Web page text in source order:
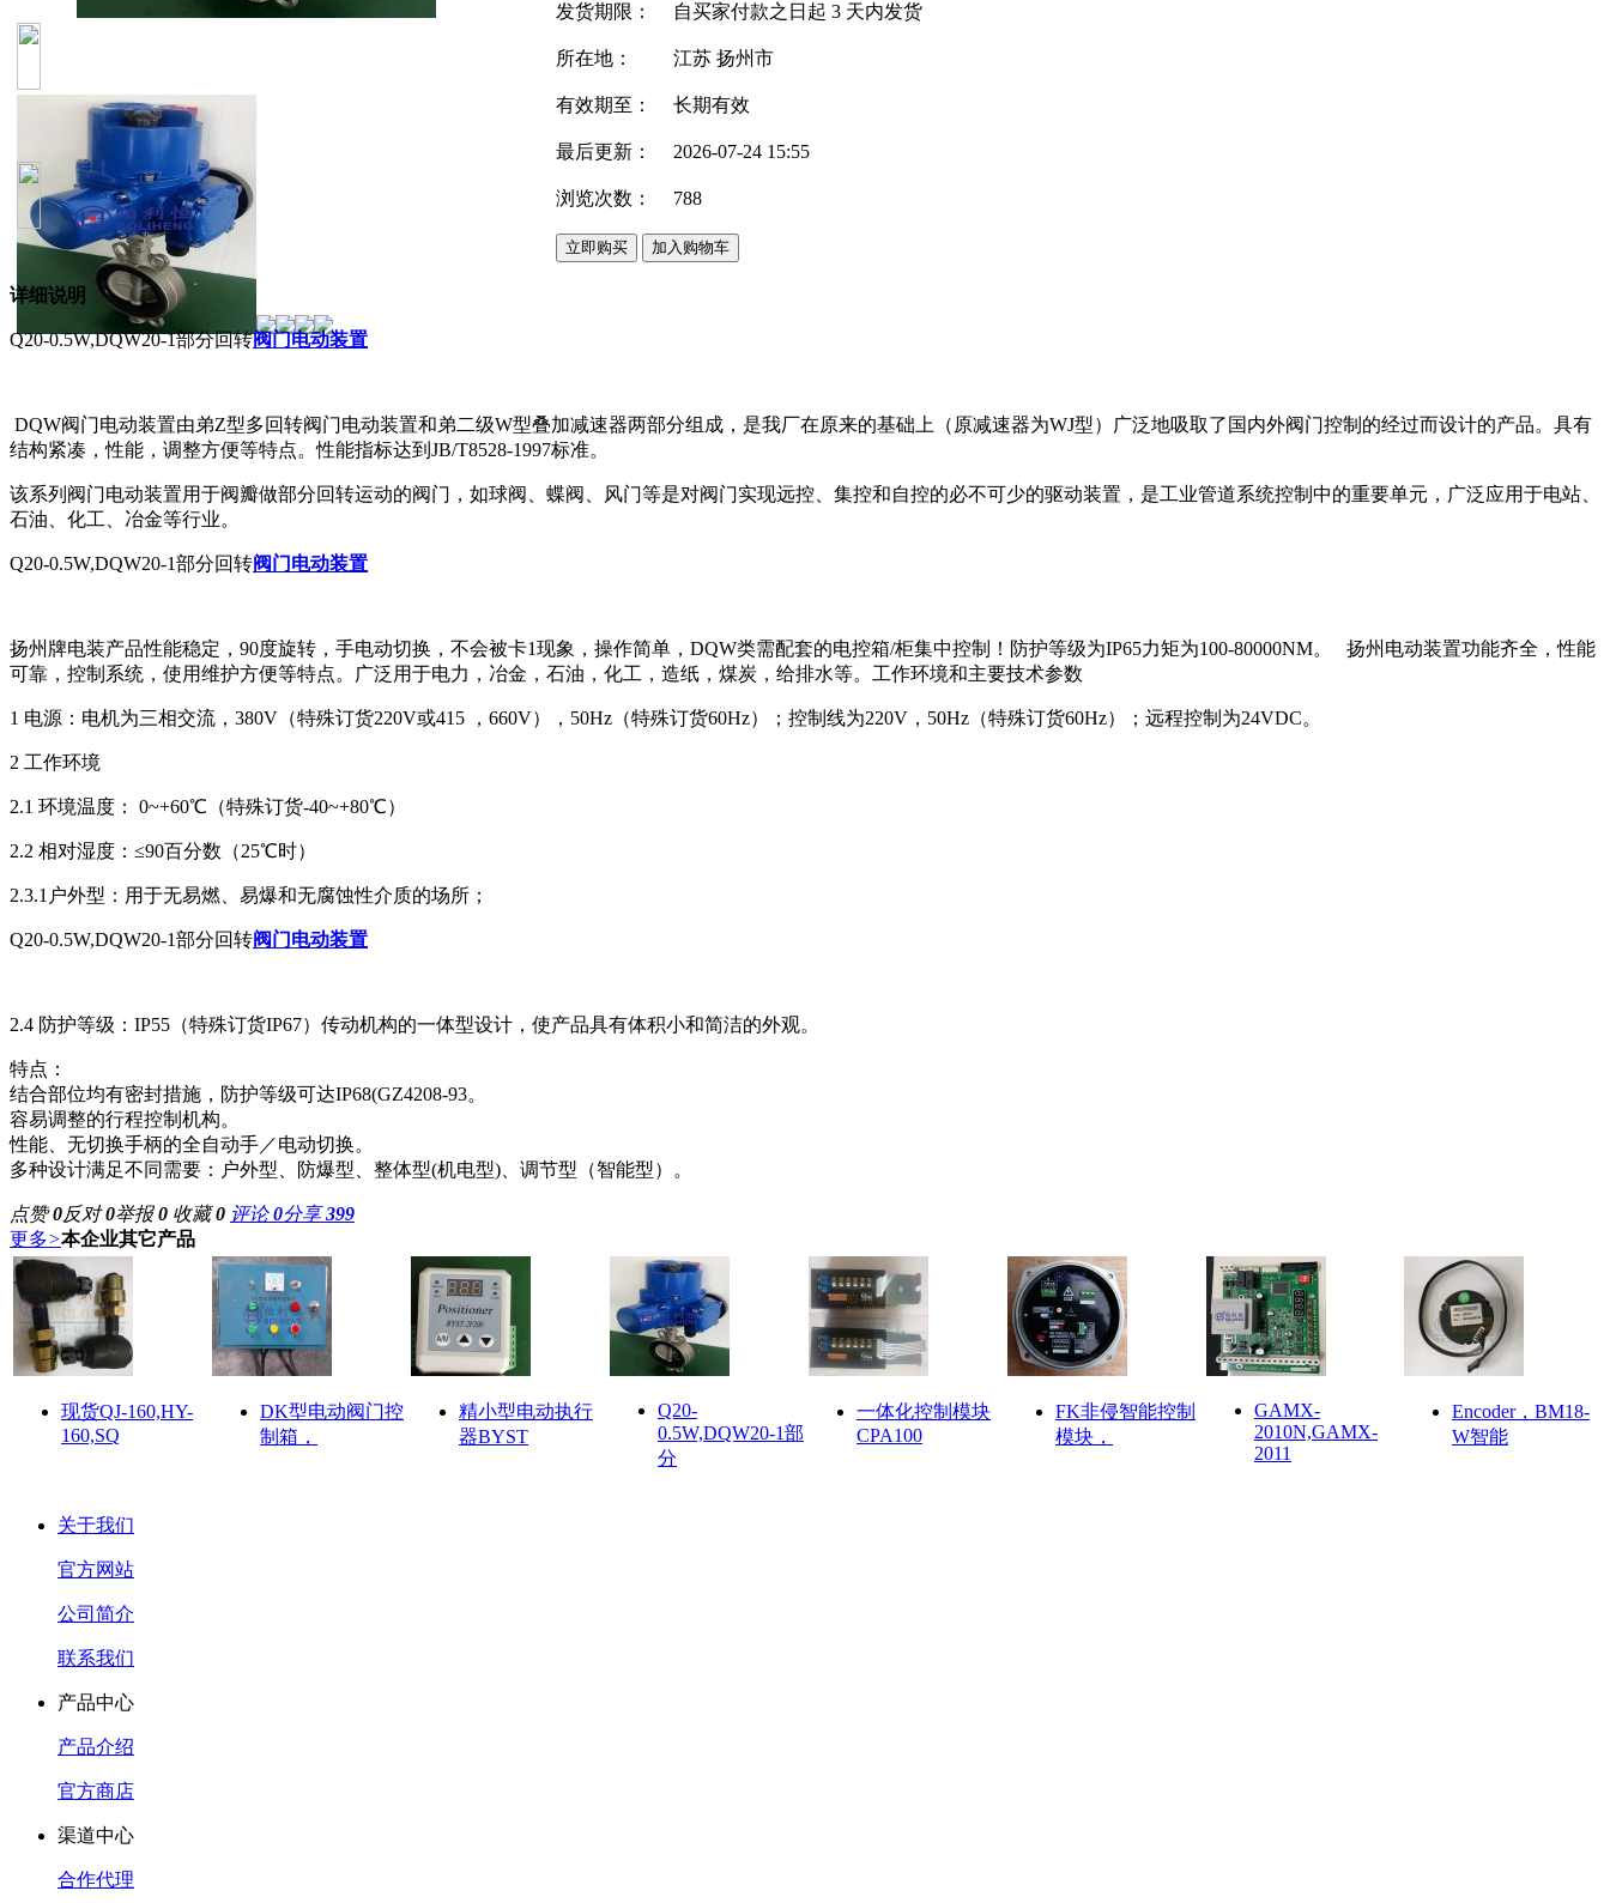
发货期限： 自买家付款之日起 3 天内发货
所在地： 江苏 扬州市
有效期至： 长期有效
最后更新： 2026-07-24 15:55
浏览次数： 788
详细说明
Q20-0.5W,DQW20-1部分回转阀门电动装置
DQW阀门电动装置由弟Z型多回转阀门电动装置和弟二级W型叠加减速器两部分组成，是我厂在原来的基础上（原减速器为WJ型）广泛地吸取了国内外阀门控制的经过而设计的产品。具有
结构紧凑，性能，调整方便等特点。性能指标达到 JB/T8528-1997标准。
该系列阀门电动装置用于阀瓣做部分回转运动的阀门，如球阀、蝶阀、风门等是对阀门实现远控、集控和自控的必不可少的驱动装置，是工业管道系统控制中的重要单元，广泛应用于电站、
石油、化工、冶金等行业。
Q20-0.5W,DQW20-1部分回转阀门电动装置
扬州牌电装产品性能稳定， 90度旋转，手电动切换，不会被卡1现象，操作简单， DQW类需配套的电控箱/柜集中控制！防护等级为IP65力矩为100-80000NM。
扬州电动装置功能齐全，性能
可靠，控制系统，使用维护方便等特点。广泛用于电力，冶金，石油，化工，造纸，煤炭，给排水等。工作环境和主要技术参数
1 电源：电机为三相交流， 380V （特殊订货220V或415 ， 660V）， 50Hz （特殊订货60Hz）；控制线为220V ， 50Hz （特殊订货60Hz）；远程控制为24VDC。
2 工作环境
2.1 环境温度： 0~+60℃（特殊订货-40~+80℃）
2.2 相对湿度：≤90百分数（25℃时）
2.3.1 户外型：用于无易燃、易爆和无腐蚀性介质的场所；
Q20-0.5W,DQW20-1部分回转阀门电动装置
2.4 防护等级： IP55 （特殊订货IP67）传动机构的一体型设计，使产品具有体积小和简洁的外观。
特点：
结合部位均有密封措施，防护等级可达IP68(GZ4208-93。
容易调整的行程控制机构。
性能 、无切换手柄的全自动手／电动切换。
多种设计满足不同需要：户外型、防爆型、整体型(机电型) 、调节型（智能型）。
点赞0反对0举报0 收藏0 评论0分享399
更多>本企业其它产品
现货QJ-160,HY-
160,SQ
DK型电动阀门控
制箱，
精小型电动执行
器BYST
Q20-
0.5W,DQW20-1部
分
一体化控制模块
CPA100
FK非侵智能控制
模块，
GAMX-
2010N,GAMX-
2011
Encoder，BM18-
W智能
关于我们
官方网站
公司简介
联系我们
产品中心
产品介绍
官方商店
渠道中心
合作代理